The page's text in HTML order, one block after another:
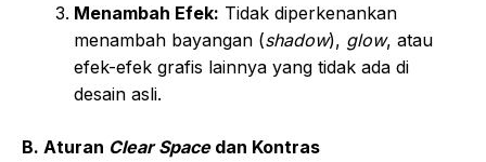
Menambah Efek: Tidak diperkenankan
menambah bayangan (shadow), glow, atau
efek-efek grafis lainnya yang tidak ada di
desain asli.
B. Aturan Clear Spacedan Kontras